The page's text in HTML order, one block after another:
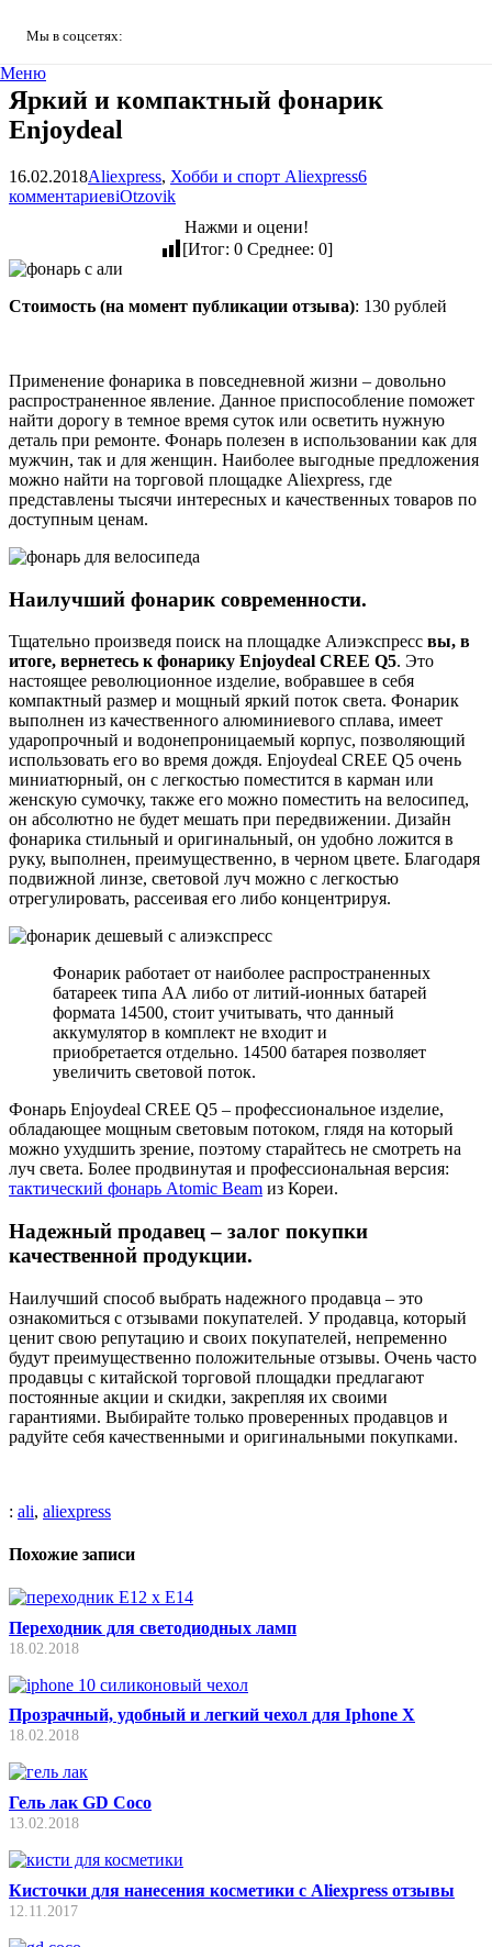
Мы в соцсетях:
Меню
Яркий и компактный фонарик
Enjoydeal
16.02.2018Aliexpress, Хобби и спорт Aliexpress6
комментариевiOtzovik
Нажми и оцени!
[Итог: 0Среднее: 0]
Стоимость (на момент публикации отзыва): 130 рублей
Применение фонарика в повседневной жизни – довольно
распространенное явление. Данное приспособление поможет
найти дорогу в темное время суток или осветить нужную
деталь при ремонте. Фонарь полезен в использовании как для
мужчин, так и для женщин. Наиболее выгодные предложения
можно найти на торговой площадке Aliexpress, где
представлены тысячи интересных и качественных товаров по
доступным ценам.
Наилучший фонарик современности.
Тщательно произведя поиск на площадке Алиэкспресс вы, в
итоге, вернетесь к фонарику Enjoydeal CREE Q5. Это
настоящее революционное изделие, вобравшее в себя
компактный размер и мощный яркий поток света. Фонарик
выполнен из качественного алюминиевого сплава, имеет
ударопрочный и водонепроницаемый корпус, позволяющий
использовать его во время дождя. Enjoydeal CREE Q5 очень
миниатюрный, он с легкостью поместится в карман или
женскую сумочку, также его можно поместить на велосипед,
он абсолютно не будет мешать при передвижении. Дизайн
фонарика стильный и оригинальный, он удобно ложится в
руку, выполнен, преимущественно, в черном цвете. Благодаря
подвижной линзе, световой луч можно с легкостью
отрегулировать, рассеивая его либо концентрируя.
Фонарик работает от наиболее распространенных
батареек типа АА либо от литий-ионных батарей
формата 14500, стоит учитывать, что данный
аккумулятор в комплект не входит и
приобретается отдельно. 14500 батарея позволяет
увеличить световой поток.
Фонарь Enjoydeal CREE Q5 – профессиональное изделие,
обладающее мощным световым потоком, глядя на который
можно ухудшить зрение, поэтому старайтесь не смотреть на
луч света. Более продвинутая и профессиональная версия:
тактический фонарь Atomic Beam из Кореи.
Надежный продавец – залог покупки
качественной продукции.
Наилучший способ выбрать надежного продавца – это
ознакомиться с отзывами покупателей. У продавца, который
ценит свою репутацию и своих покупателей, непременно
будут преимущественно положительные отзывы. Очень часто
продавцы с китайской торговой площадки предлагают
постоянные акции и скидки, закрепляя их своими
гарантиями. Выбирайте только проверенных продавцов и
радуйте себя качественными и оригинальными покупками.
: ali, aliexpress
Похожие записи
Переходник для светодиодных ламп
18.02.2018
Прозрачный, удобный и легкий чехол для Iphone X
18.02.2018
Гель лак GD Coco
13.02.2018
Кисточки для нанесения косметики с Aliexpress отзывы
12.11.2017